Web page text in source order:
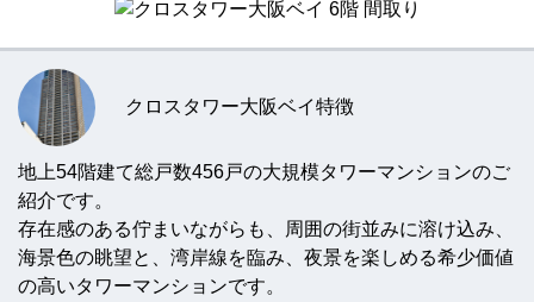
クロスタワー大阪ベイ特徴
地上54階建て総戸数456戸の大規模タワーマンションのご
紹介です。
存在感のある佇まいながらも、周囲の街並みに溶け込み、
海景色の眺望と、湾岸線を臨み、夜景を楽しめる希少価値
の高いタワーマンションです。